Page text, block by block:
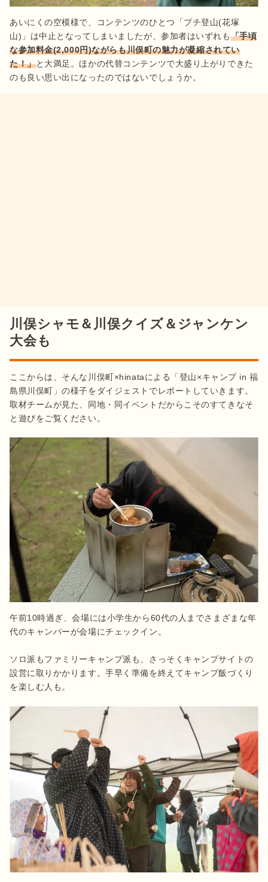
あいにくの空模様で、コンテンツのひとつ「プチ登山(花塚
山)」は中止となってしまいましたが、参加者はいずれも「手頃
な参加料金(2,000円)ながらも川俣町の魅力が凝縮されてい
た！」と大満足。ほかの代替コンテンツで大盛り上がりできた
のも良い思い出になったのではないでしょうか。
川俣シャモ＆川俣クイズ＆ジャンケン
大会も
ここからは、そんな川俣町×hinataによる「登山×キャンプ in 福
島県川俣町」の様子をダイジェストでレポートしていきます。
取材チームが見た、同地・同イベントだからこそのすてきなそ
と遊びをご覧ください。
午前10時過ぎ、会場には小学生から60代の人までさまざまな年
代のキャンパーが会場にチェックイン。
ソロ派もファミリーキャンプ派も、さっそくキャンプサイトの
設営に取りかかります。手早く準備を終えてキャンプ飯づくり
を楽しむ人も。